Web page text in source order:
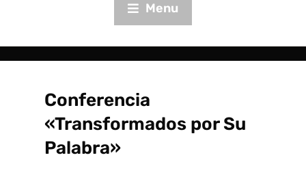
Menu
Conferencia
«Transformados por Su
Palabra»